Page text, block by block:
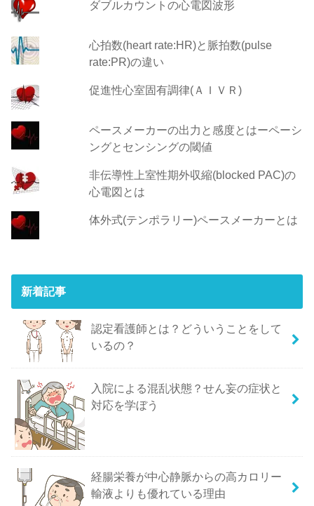
ダブルカウントの心電図波形
心拍数(heart rate:HR)と脈拍数(pulse
rate:PR)の違い
促進性心室固有調律(ＡＩＶＲ)
ペースメーカーの出力と感度とはーペーシ
ングとセンシングの閾値
非伝導性上室性期外収縮(blocked PAC)の
心電図とは
体外式(テンポラリー)ペースメーカーとは
新着記事
認定看護師とは？どういうことをして
いるの？
入院による混乱状態？せん妄の症状と
対応を学ぼう
経腸栄養が中心静脈からの高カロリー
輸液よりも優れている理由